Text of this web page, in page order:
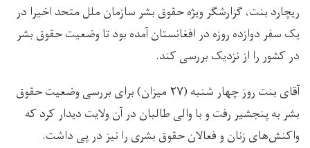
ریچارد بنت، گزارشگر ویژه حقوق بشر سازمان ملل متحد اخیرا در
یک سفر دوازده روزه در افغانستان آمده بود تا وضعیت حقوق بشر
در کشور را از نزدیک بررسی کند.
آقای بنت روز چهار شنبه (۲۷ میزان) برای بررسی وضعیت حقوق
بشر به پنجشیر رفت و با والی طالبان در آن ولایت دیدار کرد که
واکنش‌های زنان و فعالان حقوق بشری را نیز در پی داشت.